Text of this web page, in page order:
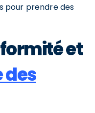
pour prendre des
et